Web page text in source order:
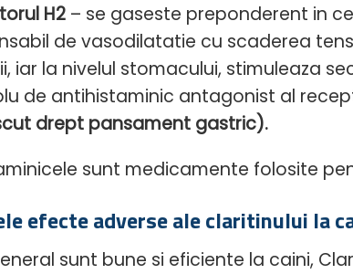
H2– se gaseste preponderent in
de vasodilatatie cu scaderea
iar la nivelul stomacului, stimuleaza
de antihistaminic antagonist al
drept pansament gastric).
sunt medicamente folosite
efecte adverse ale claritinului la
sunt bune si eficiente la caini,